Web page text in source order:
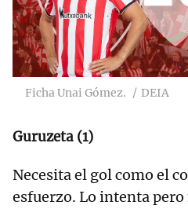
Ficha Unai Gómez. DEIA
Guruzeta (1)
Necesita el gol como el
esfuerzo. Lo intenta pero